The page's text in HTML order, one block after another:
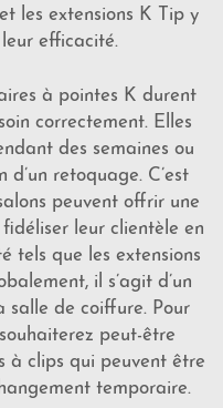
les extensions K Tip y
efficacité.
à pointes K durent
correctement. Elles
des semaines ou
d’un retoquage. C’est
peuvent offrir une
leur clientèle en
tels que les extensions
il s’agit d’un
salle de coiffure. Pour
peut-être
à clips qui peuvent être
temporaire.